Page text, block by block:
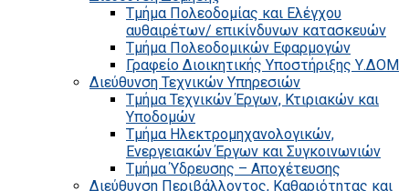
Τμήμα Πολεοδομίας και Ελέγχου
αυθαιρέτων/ επικίνδυνων κατασκευών
Τμήμα Πολεοδομικών Εφαρμογών
Γραφείο Διοικητικής Υποστήριξης Υ.ΔΟΜ
Διεύθυνση Τεχνικών Υπηρεσιών
Τμήμα Τεχνικών Έργων, Κτιριακών και
Υποδομών
Τμήμα Ηλεκτρομηχανολογικών,
Ενεργειακών Έργων και Συγκοινωνιών
Τμήμα Ύδρευσης – Αποχέτευσης
Διεύθυνση Περιβάλλοντος, Καθαριότητας και